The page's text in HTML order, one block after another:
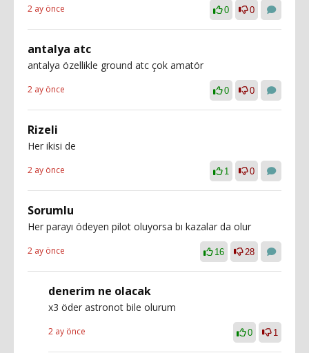
2 ay önce 0 0
antalya atc
antalya özellikle ground atc çok amatör
2 ay önce 0 0
Rizeli
Her ikisi de
2 ay önce 1 0
Sorumlu
Her parayı ödeyen pilot oluyorsa bı kazalar da olur
2 ay önce 16 28
denerim ne olacak
x3 öder astronot bile olurum
2 ay önce 0 1